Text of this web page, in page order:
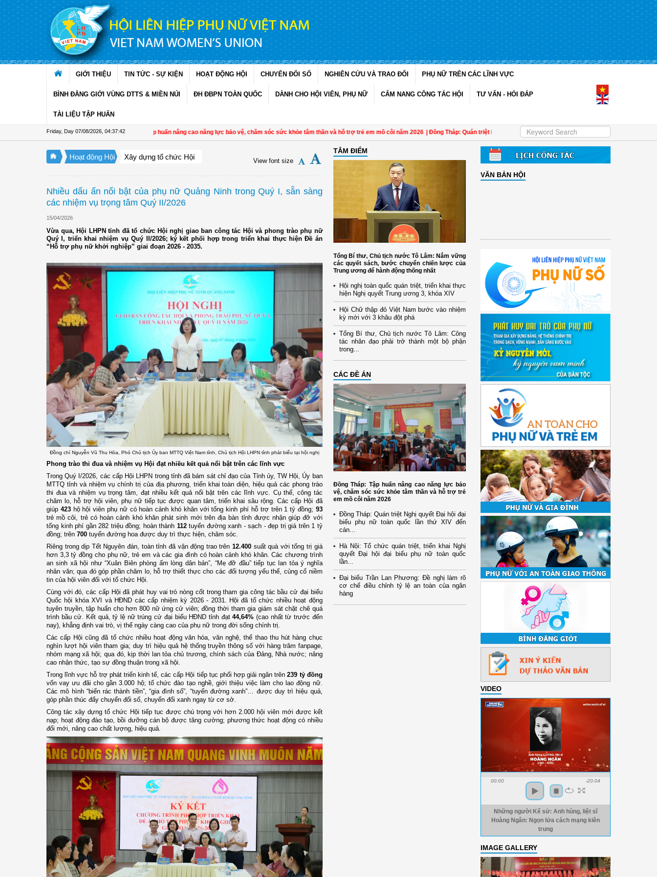
Skip to Content
GIỚI THIỆU TIN TỨC - SỰ KIỆN HOẠT ĐỘNG HỘI CHUYỂN ĐỔI SỐ NGHIÊN CỨU VÀ TRAO ĐỔI PHỤ NỮ TRÊN CÁC LĨNH VỰC
BÌNH ĐẲNG GIỚI VÙNG DTTS & MIỀN NÚI ĐH ĐBPN TOÀN QUỐC DÀNH CHO HỘI VIÊN, PHỤ NỮ CẨM NANG CÔNG TÁC HỘI TƯ VẤN - HỎI ĐÁP
TÀI LIỆU TẬP HUẤN
Friday, Day 07/08/2026 04:37:43
Đồng Tháp: Tập huấn nâng cao năng lực bảo vệ, chăm sóc sức khỏe tâm thần và hỗ trợ trẻ em mồ côi năm 2026 | Đồng Tháp: Quán triệt Nghị quyết Đại hội đại biểu phụ nữ toàn quốc lần thứ XIV đến cán
Hoạt động Hội Xây dựng tổ chức Hội View font size
Nhiều dấu ấn nổi bật của phụ nữ Quảng Ninh trong Quý I, sẵn sàng
các nhiệm vụ trọng tâm Quý II/2026
15/04/2026
Vừa qua, Hội LHPN tỉnh đã tổ chức Hội nghị giao ban công tác Hội và phong trào phụ nữ
Quý I, triển khai nhiệm vụ Quý II/2026; ký kết phối hợp trong triển khai thực hiện Đề án
“Hỗ trợ phụ nữ khởi nghiệp” giai đoạn 2026 - 2035.
Đồng chí Nguyễn Vũ Thu Hòa, Phó Chủ tịch Ủy ban MTTQ Việt Nam tỉnh, Chủ tịch Hội LHPN tỉnh phát biểu tại hội nghị
Phong trào thi đua và nhiệm vụ Hội đạt nhiều kết quả nổi bật trên các lĩnh vực
Trong Quý I/2026, các cấp Hội LHPN trong tỉnh đã bám sát chỉ đạo của Tỉnh ủy, TW Hội, Ủy ban
MTTQ tỉnh và nhiệm vụ chính trị của địa phương, triển khai toàn diện, hiệu quả các phong trào
thi đua và nhiệm vụ trọng tâm, đạt nhiều kết quả nổi bật trên các lĩnh vực. Cụ thể, công tác
chăm lo, hỗ trợ hội viên, phụ nữ tiếp tục được quan tâm, triển khai sâu rộng. Các cấp Hội đã
giúp 423hộ hội viên phụ nữ có hoàn cảnh khó khăn với tổng kinh phí hỗ trợ trên 1 tỷ đồng; 93
trẻ mồ côi, trẻ có hoàn cảnh khó khăn phát sinh mới trên địa bàn tỉnh được nhận giúp đỡ với
tổng kinh phí gần 282 triệu đồng; hoàn thành 112tuyến đường xanh - sạch - đẹp trị giá trên 1 tỷ
đồng; trên 700 tuyến đường hoa được duy trì thực hiện, chăm sóc.
Riêng trong dịp Tết Nguyên đán, toàn tỉnh đã vận động trao trên12.400 suất quà với tổng trị giá
hơn 3,3 tỷ đồng cho phụ nữ, trẻ em và các gia đình có hoàn cảnh khó khăn. Các chương trình
an sinh xã hội như “Xuân Biên phòng ấm lòng dân bản”, “Mẹ đỡ đầu” tiếp tục lan tỏa ý nghĩa
nhân văn; qua đó góp phần chăm lo, hỗ trợ thiết thực cho các đối tượng yếu thế, củng cố niềm
tin của hội viên đối với tổ chức Hội.
Cùng với đó, các cấp Hội đã phát huy vai trò nòng cốt trong tham gia công tác bầu cử đại biểu
Quốc hội khóa XVI và HĐND các cấp nhiệm kỳ 2026 - 2031. Hội đã tổ chức nhiều hoạt động
tuyên truyền, tập huấn cho hơn 800 nữ ứng cử viên; đồng thời tham gia giám sát chặt chẽ quá
trình bầu cử. Kết quả, tỷ lệ nữ trúng cử đại biểu HĐND tỉnh đạt44,64% (cao nhất từ trước đến
nay), khẳng định vai trò, vị thế ngày càng cao của phụ nữ trong đời sống chính trị.
Các cấp Hội cũng đã tổ chức nhiều hoạt động văn hóa, văn nghệ, thể thao thu hút hàng chục
nghìn lượt hội viên tham gia; duy trì hiệu quả hệ thống truyền thông số với hàng trăm fanpage,
nhóm mạng xã hội; qua đó, kịp thời lan tỏa chủ trương, chính sách của Đảng, Nhà nước; nâng
cao nhận thức, tạo sự đồng thuận trong xã hội.
Trong lĩnh vực hỗ trợ phát triển kinh tế, các cấp Hội tiếp tục phối hợp giải ngân trên239 tỷ đồng
vốn vay ưu đãi cho gần 3.000 hộ; tổ chức đào tạo nghề, giới thiệu việc làm cho lao động nữ.
Các mô hình “biến rác thành tiền”, “gia đình số”, “tuyến đường xanh”… được duy trì hiệu quả,
góp phần thúc đẩy chuyển đổi số, chuyển đổi xanh ngay từ cơ sở.
Công tác xây dựng tổ chức Hội tiếp tục được chú trọng với hơn 2.000 hội viên mới được kết
nạp; hoạt động đào tạo, bồi dưỡng cán bộ được tăng cường; phương thức hoạt động có nhiều
đổi mới, nâng cao chất lượng, hiệu quả.
TÂM ĐIỂM
Tổng Bí thư, Chủ tịch nước Tô Lâm: Nắm vững
các quyết sách, bước chuyển chiến lược của
Trung ương để hành động thống nhất
Hội nghị toàn quốc quán triệt, triển khai thực
hiện Nghị quyết Trung ương 3, khóa XIV
Hội Chữ thập đỏ Việt Nam bước vào nhiệm
kỳ mới với 3 khâu đột phá
Tổng Bí thư, Chủ tịch nước Tô Lâm: Công
tác nhân đạo phải trở thành một bộ phận
trong...
CÁC ĐỀ ÁN
Đồng Tháp: Tập huấn nâng cao năng lực bảo
vệ, chăm sóc sức khỏe tâm thần và hỗ trợ trẻ
em mồ côi năm 2026
Đồng Tháp: Quán triệt Nghị quyết Đại hội đại
biểu phụ nữ toàn quốc lần thứ XIV đến
cán...
Hà Nội: Tổ chức quán triệt, triển khai Nghị
quyết Đại hội đại biểu phụ nữ toàn quốc
lần...
Đại biểu Trần Lan Phương: Đề nghị làm rõ
cơ chế điều chỉnh tỷ lệ an toàn của ngân
hàng
VĂN BẢN HỘI
VIDEO
00:00 -20:04
Những người Kể sử: Anh hùng, liệt sĩ
Hoàng Ngân: Ngọn lửa cách mạng kiên
trung
IMAGE GALLERY